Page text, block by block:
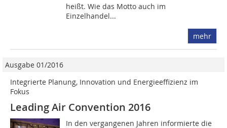
heißt. Wie das Motto auch im
Einzelhandel...
mehr
Ausgabe 01/2016
Integrierte Planung, Innovation und Energieeffizienz im
Fokus
Leading Air Convention 2016
In den vergangenen Jahren informierte die